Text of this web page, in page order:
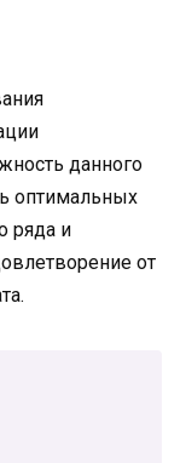
данного
оптимальных
ряда и
от